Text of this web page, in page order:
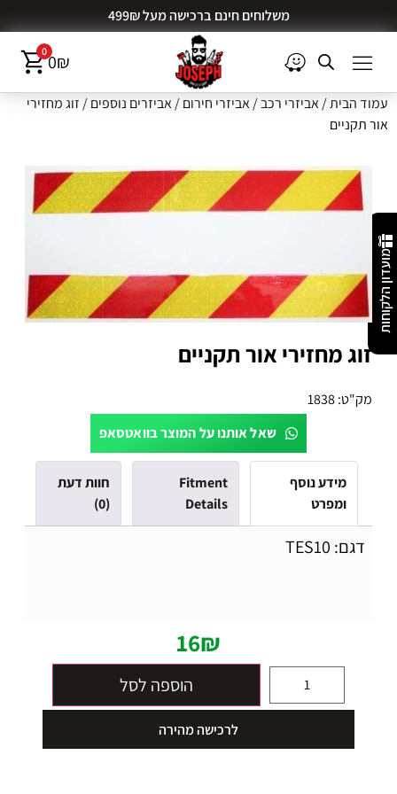
משלוחים חינם ברכישה מעל 499₪
00₪
מועדון הלקוחות
עמוד הבית/אביזרי רכב/אביזרי חירום/אביזרים נוספים/ זוג מחזירי
אור תקניים
זוג מחזירי אור תקניים
מק"ט:1838
שאל אותנו על המוצר בוואטסאפ
מידע נוסף
ומפרט
Fitment
Details
חוות דעת
(0)
דגם: TES10
16₪
הוספה לסל
לרכישה מהירה